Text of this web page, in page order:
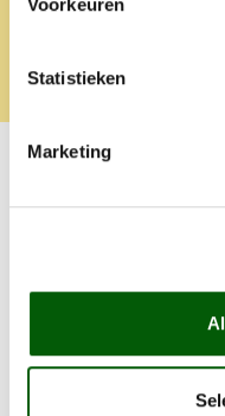
Statistieken
Marketing